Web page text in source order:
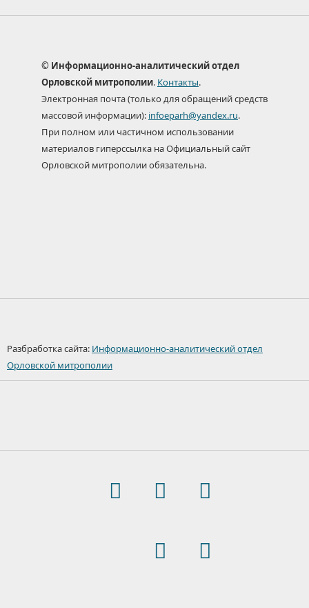
© Информационно-аналитический отдел
Орловской митрополии. Контакты.
Электронная почта (только для обращений средств
массовой информации): infoeparh@yandex.ru.
При полном или частичном использовании
материалов гиперссылка на Официальный сайт
Орловской митрополии обязательна.
Разбработка сайта: Информационно-аналитический отдел
Орловской митрополии